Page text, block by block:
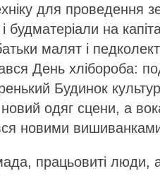
для проведення
на
малят і
День хлібороба:
Будинок
одяг сцени, а
новими
працьовиті люди, а